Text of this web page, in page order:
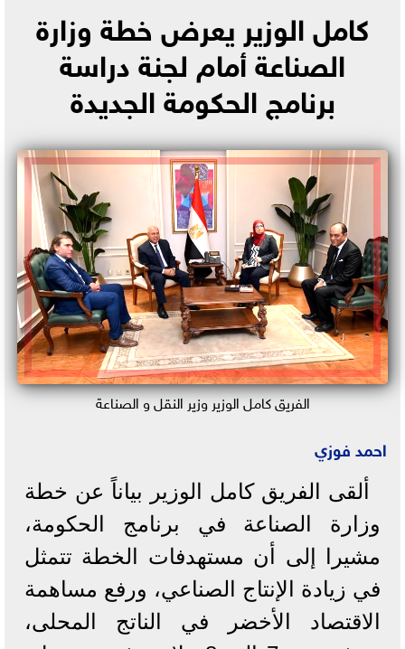
كامل الوزير يعرض خطة وزارة
الصناعة أمام لجنة دراسة
برنامج الحكومة الجديدة
الفريق كامل الوزير وزير النقل و الصناعة
احمد فوزي
ألقى الفريق كامل الوزير بياناً عن خطة
وزارة الصناعة في برنامج الحكومة،
مشيرا إلى أن مستهدفات الخطة تتمثل
في زيادة الإنتاج الصناعي، ورفع مساهمة
الاقتصاد الأخضر في الناتج المحلى،